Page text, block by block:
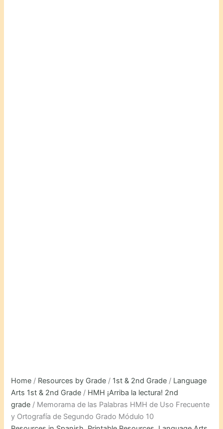
Home / Resources by Grade / 1st & 2nd Grade / Language
Arts 1st & 2nd Grade / HMH ¡Arriba la lectura! 2nd
grade / Memorama de las Palabras HMH de Uso Frecuente
y Ortografía de Segundo Grado Módulo 10